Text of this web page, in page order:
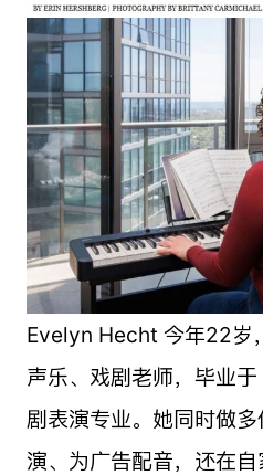
Evelyn Hecht 今年22岁
声乐、戏剧老师，毕业
剧表演专业。她同时做
演、为广告配音，还在